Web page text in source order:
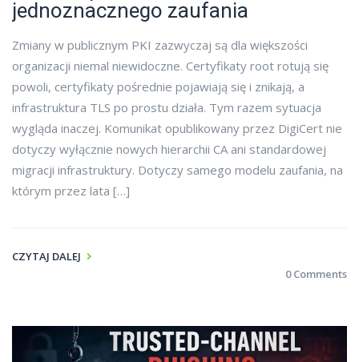
jednoznacznego zaufania
Zmiany w publicznym PKI zazwyczaj są dla większości
organizacji niemal niewidoczne. Certyfikaty root rotują się
powoli, certyfikaty pośrednie pojawiają się i znikają, a
infrastruktura TLS po prostu działa. Tym razem sytuacja
wygląda inaczej. Komunikat opublikowany przez DigiCert nie
dotyczy wyłącznie nowych hierarchii CA ani standardowej
migracji infrastruktury. Dotyczy samego modelu zaufania, na
którym przez lata […]
CZYTAJ DALEJ
0 Comments